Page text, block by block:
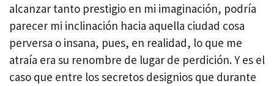
alcanzar tanto prestigio en mi imaginación, podría
parecer mi inclinación hacia aquella ciudad cosa
perversa o insana, pues, en realidad, lo que me
atraía era su renombre de lugar de perdición. Y es el
caso que entre los secretos designios que durante